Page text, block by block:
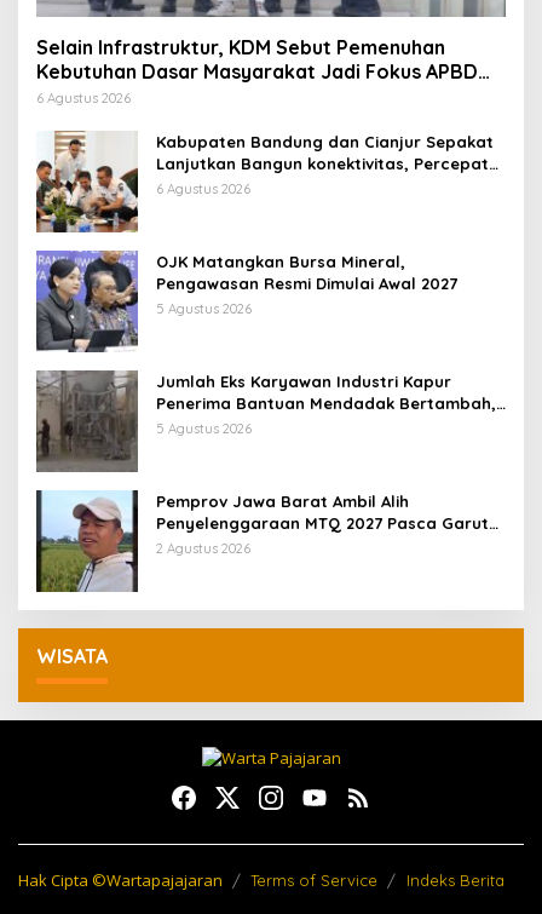
Selain Infrastruktur, KDM Sebut Pemenuhan
Kebutuhan Dasar Masyarakat Jadi Fokus APBD
Jabar 2027
6 Agustus 2026
Kabupaten Bandung dan Cianjur Sepakat
Lanjutkan Bangun konektivitas, Percepat
Pertumbuhan Ekonomi Daerah
6 Agustus 2026
OJK Matangkan Bursa Mineral,
Pengawasan Resmi Dimulai Awal 2027
5 Agustus 2026
Jumlah Eks Karyawan Industri Kapur
Penerima Bantuan Mendadak Bertambah,
KDM: Kita Identifikasi
5 Agustus 2026
Pemprov Jawa Barat Ambil Alih
Penyelenggaraan MTQ 2027 Pasca Garut
Mundur Jadi Tuan Rumah
2 Agustus 2026
WISATA
Hak Cipta ©Wartapajajaran Terms of Service Indeks Berita